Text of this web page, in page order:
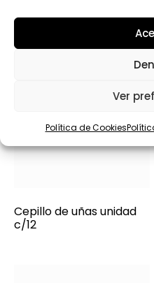
Ver
Política de Cookies
Cepillo de uñas unidad
c/12